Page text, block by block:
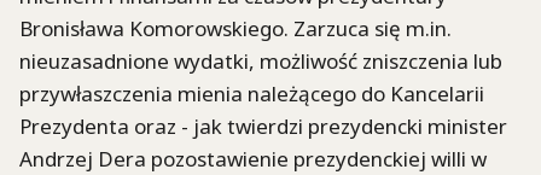
Bronisława Komorowskiego. Zarzuca się m.in.
nieuzasadnione wydatki, możliwość zniszczenia lub
przywłaszczenia mienia należącego do Kancelarii
Prezydenta oraz - jak twierdzi prezydencki minister
Andrzej Dera pozostawienie prezydenckiej willi w